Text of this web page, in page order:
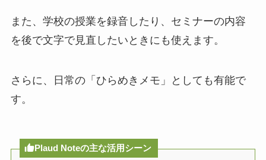
また、学校の授業を録音したり、セミナーの内容
を後で文字で見直したいときにも使えます。
さらに、日常の「ひらめきメモ」としても有能で
す。
Plaud Noteの主な活用シーン